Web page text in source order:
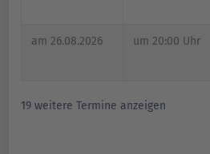
am 26.08.2026 um 20:00 Uhr
19 weitere Termine anzeigen